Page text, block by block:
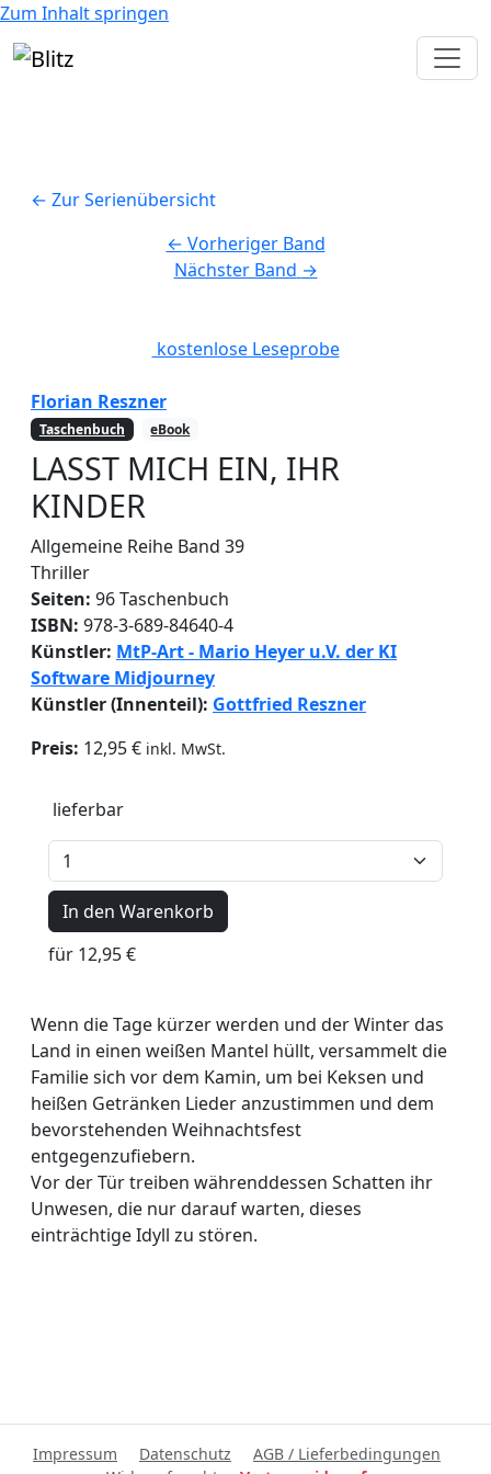
Zum Inhalt springen
← Zur Serienübersicht
← Vorheriger Band
Nächster Band →
kostenlose Leseprobe
Florian Reszner
Taschenbuch eBook
LASST MICH EIN, IHR
KINDER
Allgemeine Reihe Band 39
Thriller
Seiten: 96 Taschenbuch
ISBN: 978-3-689-84640-4
Künstler: MtP-Art - Mario Heyer u.V. der KI
Software Midjourney
Künstler (Innenteil): Gottfried Reszner
Preis: 12,95 € inkl. MwSt.
lieferbar
In den Warenkorb
für 12,95 €
Wenn die Tage kürzer werden und der Winter das
Land in einen weißen Mantel hüllt, versammelt die
Familie sich vor dem Kamin, um bei Keksen und
heißen Getränken Lieder anzustimmen und dem
bevorstehenden Weihnachtsfest
entgegenzufiebern.
Vor der Tür treiben währenddessen Schatten ihr
Unwesen, die nur darauf warten, dieses
einträchtige Idyll zu stören.
Impressum Datenschutz
AGB / Lieferbedingungen